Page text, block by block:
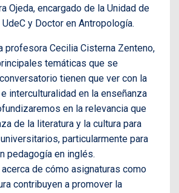
Ojeda, encargado de la Unidad de
UdeC y Doctor en Antropología.
profesora Cecilia Cisterna Zenteno,
temáticas que se
tienen que ver con la
interculturalidad en la enseñanza
en la relevancia que
de la literatura y la cultura para
particularmente para
pedagogía en inglés.
de cómo asignaturas como
contribuyen a promover la